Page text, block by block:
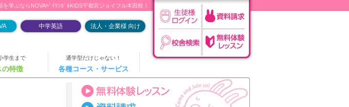
学ぶならNOVAﾊﾞｲﾘﾝｶﾞﾙKIDS宇都宮ジョイフル本田校！
中学英語 法人・企業様 向け
学生まで
の特徴
通学型だけじゃない！
各種コース・サービス